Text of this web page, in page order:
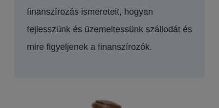
finanszírozás ismereteit, hogyan
fejlesszünk és üzemeltessünk szállodát és
mire figyeljenek a finanszírozók.